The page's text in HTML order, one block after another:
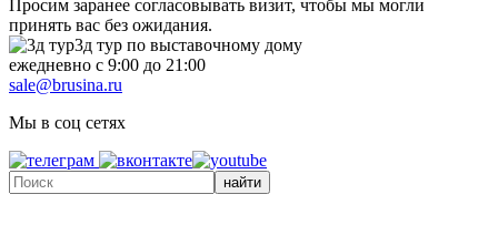
Просим заранее согласовывать визит, чтобы мы могли
принять вас без ожидания.
3д тур по выставочному дому
ежедневно с 9:00 до 21:00
sale@brusina.ru
Мы в соц сетях
найти